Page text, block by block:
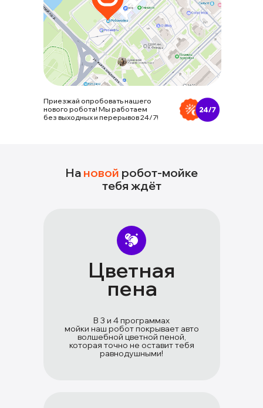
Приезжай опробовать нашего
нового робота! Мы работаем
без выходных и перерывов 24/7!
В 3 и 4 программах
мойки наш робот покрывает авто
волшебной цветной пеной,
которая точно не оставит тебя
равнодушными!
Цветная
пена
На новой робот-мойке
тебя ждёт